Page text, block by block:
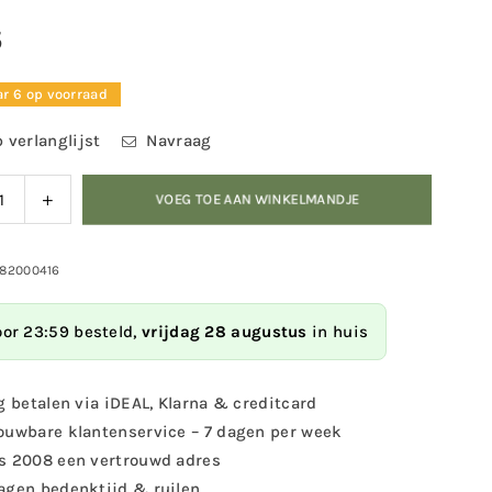
6 op voorraad
verlanglijst Navraag
Verhoog
de
voor
VOEG TOE AAN WINKELMANDJE
23:59 besteld, vrijdag 28 augustus in huis
betalen via iDEAL, Klarna & creditcard
klantenservice – 7 dagen per week
2008 een vertrouwd adres